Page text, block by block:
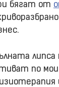
бягат от
по